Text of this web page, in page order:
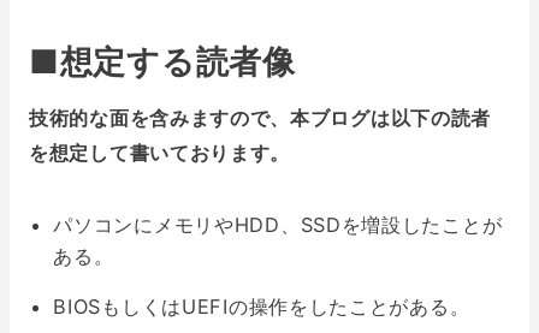
■想定する読者像
技術的な面を含みますので、本ブログは以下の読者
を想定して書いております。
パソコンに メモリ やHDD 、 SSD を増設したことが
ある。
BIOS もしくはUEFIの操作をしたことがある。